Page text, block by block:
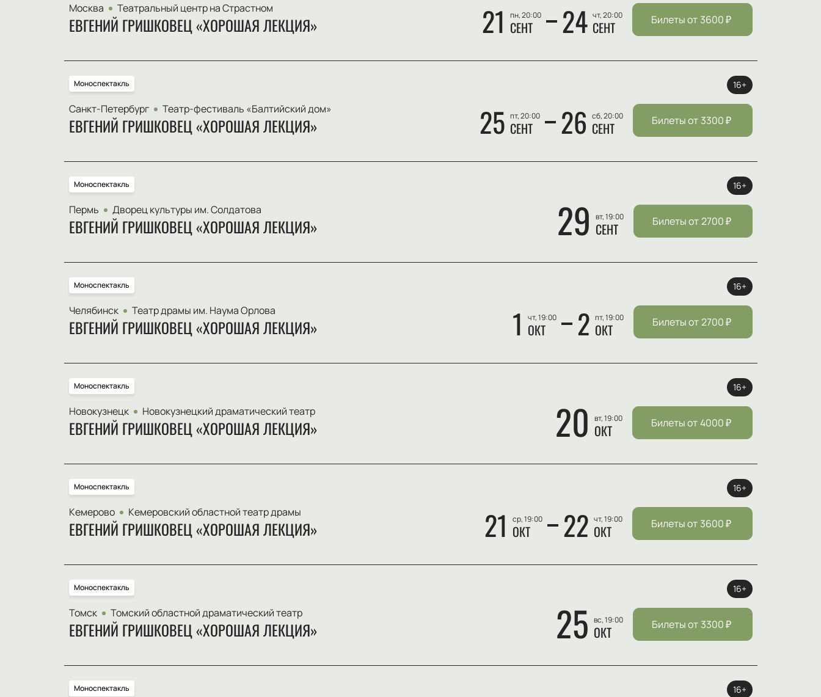
Москва Театральный центр на Страстном
ЕВГЕНИЙ ГРИШКОВЕЦ «ХОРОШАЯ ЛЕКЦИЯ» 21 пн, 20:00
СЕНТ 24 чт, 20:00
СЕНТ Билеты от 3600₽
Моноспектакль
Санкт-Петербург Театр-фестиваль «Балтийский дом»
ЕВГЕНИЙ ГРИШКОВЕЦ «ХОРОШАЯ ЛЕКЦИЯ» 25 пт, 20:00
СЕНТ 26 сб, 20:00
СЕНТ
16+
Билеты от 3300₽
Моноспектакль
Пермь Дворец культуры им. Солдатова
ЕВГЕНИЙ ГРИШКОВЕЦ «ХОРОШАЯ ЛЕКЦИЯ» 29 вт, 19:00
СЕНТ
16+
Билеты от 2700₽
Моноспектакль
Челябинск Театр драмы им. Наума Орлова
ЕВГЕНИЙ ГРИШКОВЕЦ «ХОРОШАЯ ЛЕКЦИЯ» 1 чт, 19:00
ОКТ 2 пт, 19:00
ОКТ
16+
Билеты от 2700₽
Моноспектакль
Новокузнецк Новокузнецкий драматический театр
ЕВГЕНИЙ ГРИШКОВЕЦ «ХОРОШАЯ ЛЕКЦИЯ» 20 вт, 19:00
ОКТ
16+
Билеты от 4000₽
Моноспектакль
Кемерово Кемеровский областной театр драмы
ЕВГЕНИЙ ГРИШКОВЕЦ «ХОРОШАЯ ЛЕКЦИЯ» 21 ср, 19:00
ОКТ 22 чт, 19:00
ОКТ
16+
Билеты от 3600₽
Моноспектакль
Томск Томский областной драматический театр
ЕВГЕНИЙ ГРИШКОВЕЦ «ХОРОШАЯ ЛЕКЦИЯ» 25 вс, 19:00
ОКТ
16+
Билеты от 3300₽
Моноспектакль 16+